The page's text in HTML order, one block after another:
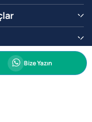
Whatsapp
Bize Yazın